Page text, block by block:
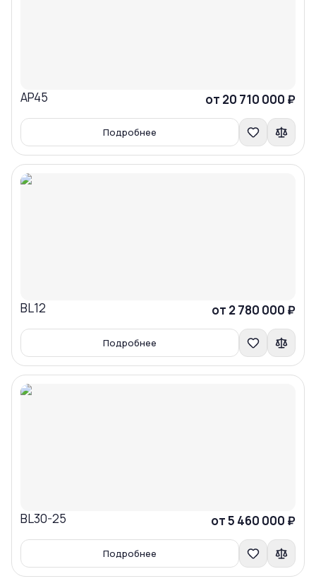
AP45 от 20 710 000 ₽
Подробнее
Сравнить
BL12 от 2 780 000 ₽
Подробнее
Сравнить
BL30-25 от 5 460 000 ₽
Подробнее
Сравнить